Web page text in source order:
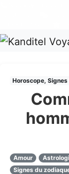
Horoscope,
Amour
Signes du